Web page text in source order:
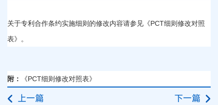
关于专利合作条约实施细则的修改内容请参见《PCT细则修改对照
表》。
附： 《PCT细则修改对照表》
上一篇 下一篇